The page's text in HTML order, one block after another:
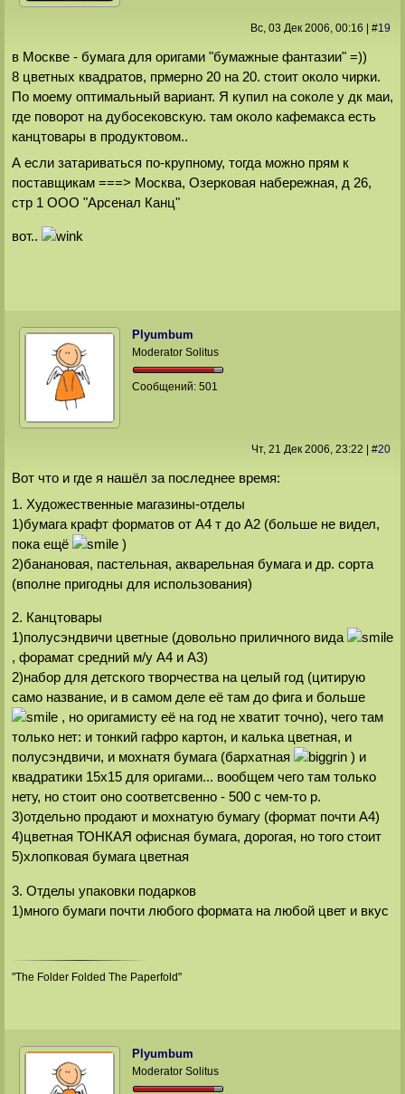
Вс, 03 Дек 2006, 00:16 #19
в Москве - бумага для оригами "бумажные фантазии" =))
8 цветных квадратов, прмерно 20 на 20. стоит около чирки.
По моему оптимальный вариант. Я купил на соколе у дк маи,
где поворот на дубосековскую. там около кафемакса есть
канцтовары в продуктовом..
А если затариваться по-крупному, тогда можно прям к
поставщикам ===> Москва, Озерковая набережная, д 26,
стр 1 ООО "Арсенал Канц"
вот..
Plyumbum
Moderator Solitus
Сообщений:501
Чт, 21 Дек 2006, 23:22 #20
Вот что и где я нашёл за последнее время:
1. Художественные магазины-отделы
1)бумага крафт форматов от А4 т до А2 (больше не видел,
пока ещё
)
2)банановая, пастельная, акварельная бумага и др. сорта
(вполне пригодны для использования)
2. Канцтовары
1)полусэндвичи цветные (довольно приличного вида
, форамат средний м/у А4 и А3)
2)набор для детского творчества на целый год (цитирую
само название, и в самом деле её там до фига и больше
, но оригамисту её на год не хватит точно), чего там
только нет: и тонкий гафро картон, и калька цветная, и
полусэндвичи, и мохнатя бумага (бархатная
) и
квадратики 15х15 для оригами... вообщем чего там только
нету, но стоит оно соответсвенно - 500 с чем-то р.
3)отдельно продают и мохнатую бумагу (формат почти А4)
4)цветная ТОНКАЯ офисная бумага, дорогая, но того стоит
5)хлопковая бумага цветная
3. Отделы упаковки подарков
1)много бумаги почти любого формата на любой цвет и вкус
"The Folder Folded The Paperfold"
Plyumbum
Moderator Solitus